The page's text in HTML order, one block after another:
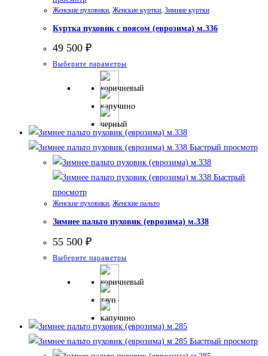
Женские пуховики, Женские куртки, Зимние куртки
Куртка пуховик с поясом (еврозима) м.336
49 500 ₽
Выберите параметры
имеет
несколько
вариаций.
Опции
можно
выбрать
на
Быстрый просмотр
Быстрый
просмотр
Женские пуховики, Женские пальто
Зимнее пальто пуховик (еврозима) м.338
55 500 ₽
Выберите параметры
имеет
вариаций.
Опции
можно
Быстрый просмотр